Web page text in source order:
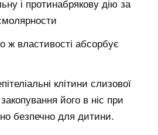
і протинабрякову дію за
ж властивості абсорбує
клітини слизової
його в ніс при
безпечно для дитини.